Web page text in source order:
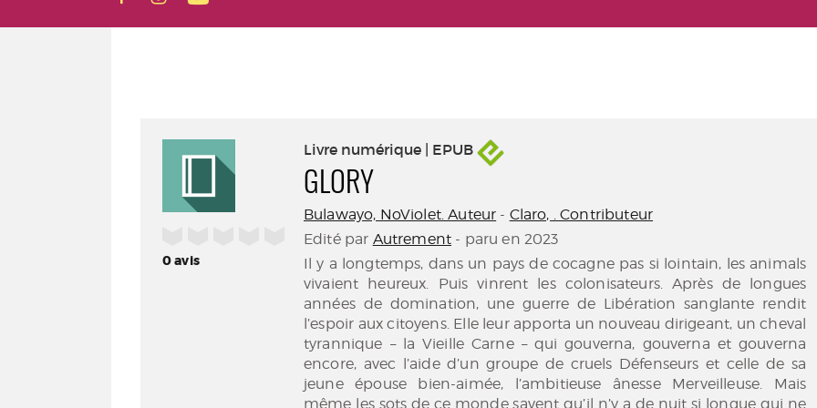
0avis
Livre numérique | EPUB
GLORY
Bulawayo, NoViolet. Auteur - Claro, . Contributeur
Edité par Autrement - paru en 2023
Il y a longtemps, dans un pays de cocagne pas si lointain, les animals
vivaient heureux. Puis vinrent les colonisateurs. Après de longues
années de domination, une guerre de Libération sanglante rendit
l’espoir aux citoyens. Elle leur apporta un nouveau dirigeant, un cheval
tyrannique – la Vieille Carne – qui gouverna, gouverna et gouverna
encore, avec l’aide d’un groupe de cruels Défenseurs et celle de sa
jeune épouse bien-aimée, l’ambitieuse ânesse Merveilleuse. Mais
même les sots de ce monde savent qu’il n’y a de nuit si longue qui ne